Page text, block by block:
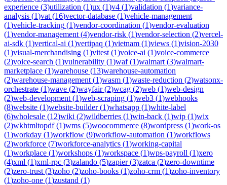
experience (3)utilization (1)ux (1)v4 (1)validation (1)variance-
analysis (1)vat (16)vector-database (1)vehicle-management
(1)vehicle-tracking (1)vendor-coordination (1)vendor-evaluation
(1)vendor-management (4)vendor-risk (1)vendor-selection (2)vercel-
ai-sdk (1)vertical-ai (1)vertipaq (1)vietnam (1)views (1)vision-2030
(1)visual-merchandising (1)vitest (1)voice-ai (1)voice-commerce
(2)voice-search (1)vulnerability (1)waf(1)walmart (3)walmart-
marketplace (1)warehouse (13)warehouse-automation
(2)warehouse-management (1)wasm (1)waste-reduction (2)watsonx-
orchestrate (1)wave (2)wayfair(2)wcag (2)web (1)web-design
(2)web-development (1)web-scraping (1)web3 (1)webhooks
(8)website (1)website-builder(1)whatsapp (1)white-label
(6)wholesale (12)wiki (2)wildberries (1)win-back (1)wip (1)wix
(2)wkhtmltopdf(1)wms (5)woocommerce (8)wordpress (1)work-os
(1)workday (1)workflow (9)workflow-automation (1)workflows
(2)workforce (7)workforce-analytics (1)working-capital
(1)workplace (1)workshops (1)workspace (1)wps-payroll (1)xero
(4)xml (1)xml-rpc (3)zalando (5)zapier(3)zatca (2)zero-downtime
(2)zero-trust (3)zoho (2)zoho-books (1)zoho-crm (1)zoho-inventory
(1)zoho-one (1)zustand (1)